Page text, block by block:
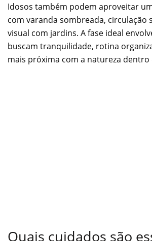
Idosos também podem aproveitar
com varanda sombreada, circulação
visual com jardins. A fase ideal
buscam tranquilidade, rotina
mais próxima com a natureza dentro
Quais cuidados são